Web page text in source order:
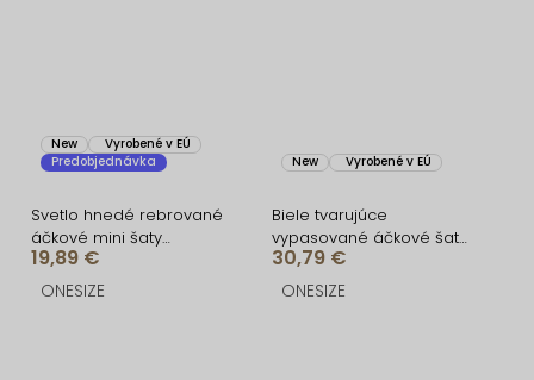
New
Vyrobené v EÚ
Predobjednávka
Svetlo hnedé rebrované
áčkové mini šaty
CASSYNE
19,89 €
ONESIZE
New Vyrobené v EÚ
Biele tvarujúce
vypasované áčkové šaty
MIRALIS
30,79 €
ONESIZE